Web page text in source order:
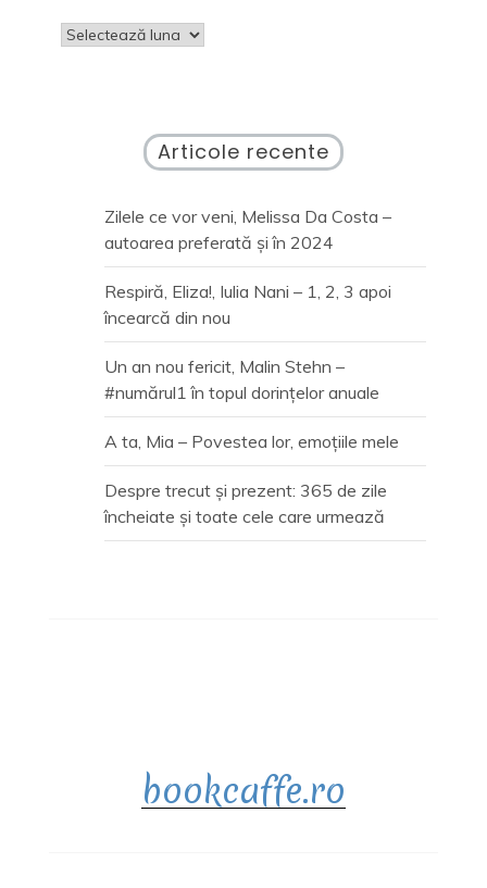
Arhive
Articole recente
Zilele ce vor veni, Melissa Da Costa –
autoarea preferată și în 2024
Respiră, Eliza!, Iulia Nani – 1, 2, 3 apoi
încearcă din nou
Un an nou fericit, Malin Stehn –
#numărul1 în topul dorințelor anuale
A ta, Mia – Povestea lor, emoțiile mele
Despre trecut și prezent: 365 de zile
încheiate și toate cele care urmează
bookcaffe.ro